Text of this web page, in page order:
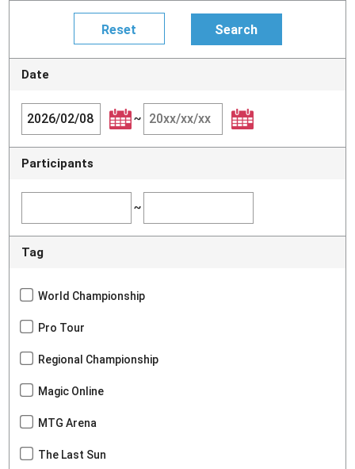
Date
~
Participants
~
Tag
World Championship
Pro Tour
Regional Championship
Magic Online
MTG Arena
The Last Sun